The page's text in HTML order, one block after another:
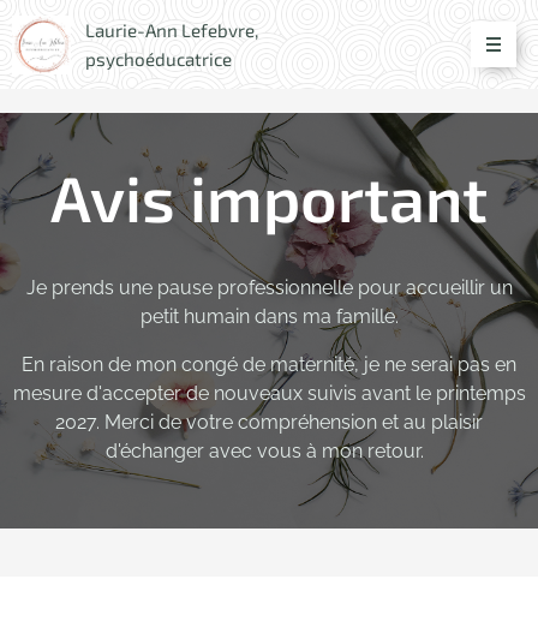
Laurie-Ann Lefebvre,
psychoéducatrice
Avis important
Je prends une pause professionnelle pour accueillir un
petit humain dans ma famille.
En raison de mon congé de maternité, je ne serai pas en
mesure d'accepter de nouveaux suivis avant le printemps
2027. Merci de votre compréhension et au plaisir
d'échanger avec vous à mon retour.